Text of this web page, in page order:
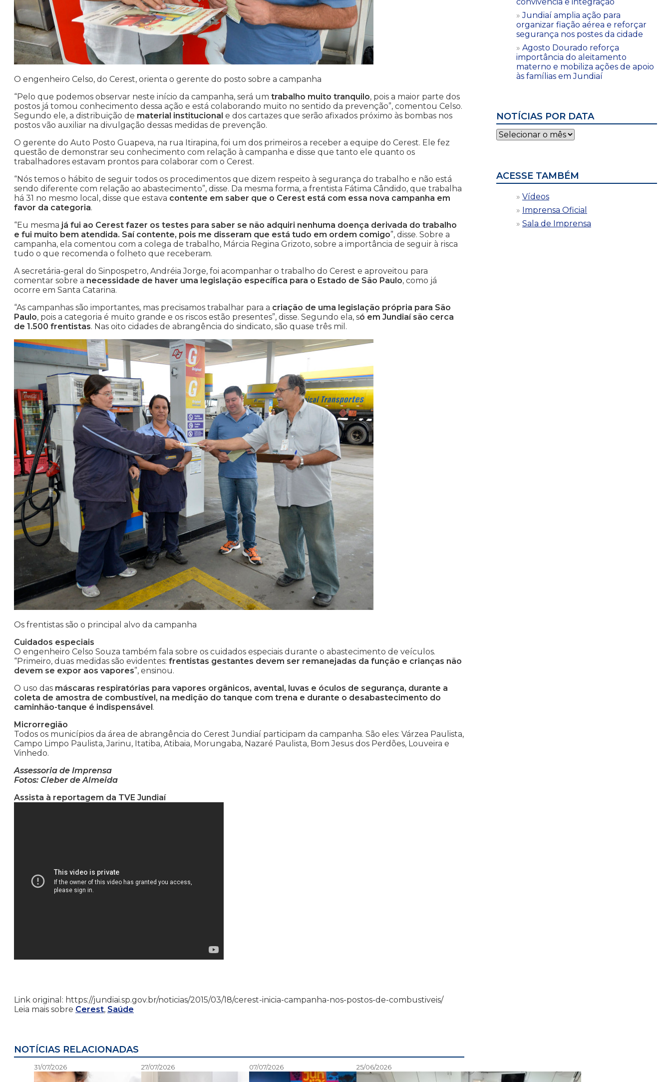
O engenheiro Celso, do Cerest, orienta o gerente do posto sobre a campanha
“Pelo que podemos observar neste início da campanha, será um trabalho muito tranquilo, pois a maior parte dos
postos já tomou conhecimento dessa ação e está colaborando muito no sentido da prevenção”, comentou Celso.
Segundo ele, a distribuição de material institucional e dos cartazes que serão afixados próximo às bombas nos
postos vão auxiliar na divulgação dessas medidas de prevenção.
O gerente do Auto Posto Guapeva, na rua Itirapina, foi um dos primeiros a receber a equipe do Cerest. Ele fez
questão de demonstrar seu conhecimento com relação à campanha e disse que tanto ele quanto os
trabalhadores estavam prontos para colaborar com o Cerest.
“Nós temos o hábito de seguir todos os procedimentos que dizem respeito à segurança do trabalho e não está
sendo diferente com relação ao abastecimento”, disse. Da mesma forma, a frentista Fátima Cândido, que trabalha
há 31 no mesmo local, disse que estava contente em saber que o Cerest está com essa nova campanha em
favor da categoria.
“Eu mesma já fui ao Cerest fazer os testes para saber se não adquiri nenhuma doença derivada do trabalho
e fui muito bem atendida. Saí contente, pois me disseram que está tudo em ordem comigo”, disse. Sobre a
campanha, ela comentou com a colega de trabalho, Márcia Regina Grizoto, sobre a importância de seguir à risca
tudo o que recomenda o folheto que receberam.
A secretária-geral do Sinpospetro, Andréia Jorge, foi acompanhar o trabalho do Cerest e aproveitou para
comentar sobre a necessidade de haver uma legislação específica para o Estado de São Paulo, como já
ocorre em Santa Catarina.
“As campanhas são importantes, mas precisamos trabalhar para a criação de uma legislação própria para São
Paulo, pois a categoria é muito grande e os riscos estão presentes”, disse. Segundo ela, só em Jundiaí são cerca
de 1.500 frentistas. Nas oito cidades de abrangência do sindicato, são quase três mil.
Os frentistas são o principal alvo da campanha
Cuidados especiais
O engenheiro Celso Souza também fala sobre os cuidados especiais durante o abastecimento de veículos.
“Primeiro, duas medidas são evidentes: frentistas gestantes devem ser remanejadas da função e crianças não
devem se expor aos vapores”, ensinou.
O uso das máscaras respiratórias para vapores orgânicos, avental, luvas e óculos de segurança, durante a
coleta de amostra de combustível, na medição do tanque com trena e durante o desabastecimento do
caminhão-tanque é indispensável.
Microrregião
Todos os municípios da área de abrangência do Cerest Jundiaí participam da campanha. São eles: Várzea Paulista,
Campo Limpo Paulista, Jarinu, Itatiba, Atibaia, Morungaba, Nazaré Paulista, Bom Jesus dos Perdões, Louveira e
Vinhedo.
Assessoria de Imprensa
Fotos: Cleber de Almeida
Assista à reportagem da TVE Jundiaí
Link original: https://jundiai.sp.gov.br/noticias/2015/03/18/cerest-inicia-campanha-nos-postos-de-combustiveis/
Leia mais sobre Cerest, Saúde
NOTÍCIAS RELACIONADAS
31/07/2026 27/07/2026 07/07/2026 25/06/2026
Jundiaí amplia ação para
organizar fiação aérea e reforçar
segurança nos postes da cidade
Agosto Dourado reforça
importância do aleitamento
materno e mobiliza ações de apoio
às famílias em Jundiaí
NOTÍCIAS POR DATA
Notícias
por
ACESSE TAMBÉM
Vídeos
Imprensa Oficial
Sala de Imprensa